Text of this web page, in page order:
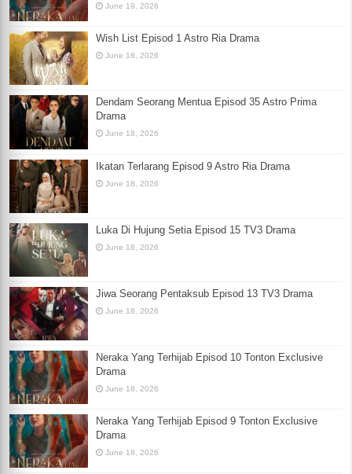
June 19, 2026
Wish List Episod 1 Astro Ria Drama
June 18, 2026
Dendam Seorang Mentua Episod 35 Astro Prima
Drama
June 18, 2026
Ikatan Terlarang Episod 9 Astro Ria Drama
June 18, 2026
Luka Di Hujung Setia Episod 15 TV3 Drama
June 18, 2026
Jiwa Seorang Pentaksub Episod 13 TV3 Drama
June 18, 2026
Neraka Yang Terhijab Episod 10 Tonton Exclusive
Drama
June 18, 2026
Neraka Yang Terhijab Episod 9 Tonton Exclusive
Drama
June 18, 2026